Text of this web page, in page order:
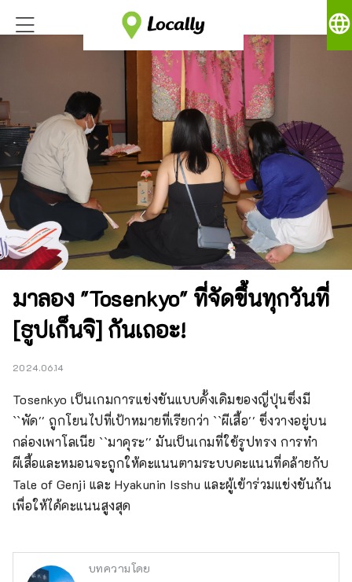
language
มาลอง "Tosenkyo" ที่จัดขึ้นทุกวันที่
[ธูปเก็นจิ] กันเถอะ!
2024.06.14
Tosenkyo เป็นเกมการแข่งขันแบบดั้งเดิมของญี่ปุ่นซึ่งมี
``พัด'' ถูกโยนไปที่เป้าหมายที่เรียกว่า ``ผีเสื้อ'' ซึ่งวางอยู่บน
กล่องเพาโลเนีย ``มาคุระ'' มันเป็นเกมที่ใช้รูปทรง การทำ
ผีเสื้อและหมอนจะถูกให้คะแนนตามระบบคะแนนที่คล้ายกับ
Tale of Genji และ Hyakunin Isshu และผู้เข้าร่วมแข่งขันกัน
เพื่อให้ได้คะแนนสูงสุด
บทความโดย